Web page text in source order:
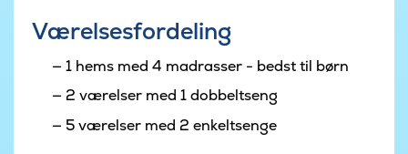
Værelsesfordeling
1 hems med 4 madrasser - bedst til børn
2 værelser med 1 dobbeltseng
5 værelser med 2 enkeltsenge